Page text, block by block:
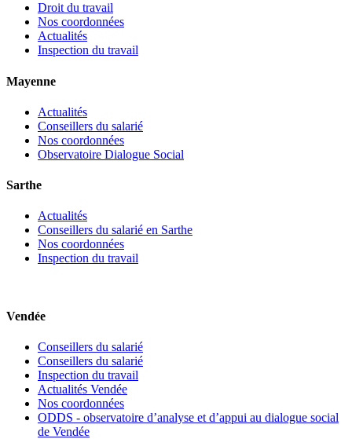
Droit du travail
Nos coordonnées
Actualités
Inspection du travail
Mayenne
Actualités
Conseillers du salarié
Nos coordonnées
Observatoire Dialogue Social
Sarthe
Actualités
Conseillers du salarié en Sarthe
Nos coordonnées
Inspection du travail
Vendée
Conseillers du salarié
Conseillers du salarié
Inspection du travail
Actualités Vendée
Nos coordonnées
ODDS - observatoire d’analyse et d’appui au dialogue social
de Vendée